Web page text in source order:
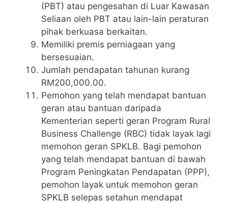
(PBT) atau pengesahan di Luar Kawasan
Seliaan oleh PBT atau lain-lain peraturan
pihak berkuasa berkaitan.
Memiliki premis perniagaan yang
bersesuaian.
Jumlah pendapatan tahunan kurang
RM200,000.00.
Pemohon yang telah mendapat bantuan
geran atau bantuan daripada
Kementerian seperti geran Program Rural
Business Challenge (RBC) tidak layak lagi
memohon geran SPKLB. Bagi pemohon
yang telah mendapat bantuan di bawah
Program Peningkatan Pendapatan (PPP),
pemohon layak untuk memohon geran
SPKLB selepas setahun mendapat